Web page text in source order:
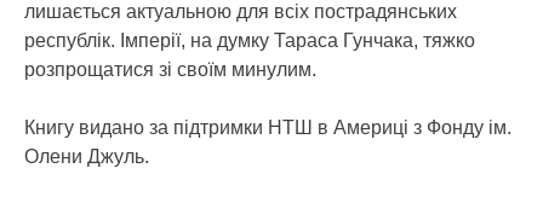
лишається актуальною для всіх пострадянських
республік. Імперії, на думку Тараса Гунчака, тяжко
розпрощатися зі своїм минулим.
Книгу видано за підтримки НТШ в Америці з Фонду ім.
Олени Джуль.